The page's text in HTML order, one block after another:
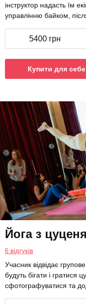
інструктор надасть їм
управлінню байком,
5400 грн
Купити для себе
Йога з
6 відгуків
Учасник відвідає
будуть бігати і гратися
сфотографуватися та